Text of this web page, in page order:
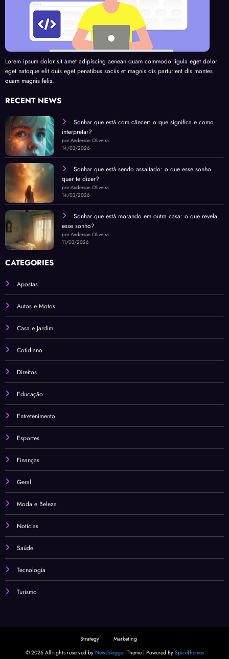
Lorem ipsum dolor sit amet adipiscing aenean quam commodo ligula eget dolor
eget natoque elit duis eget penatibus sociis et magnis dis parturient dis montes
quam magnis felis.
RECENT NEWS
Sonhar que está com câncer: o que significa e como
interpretar?
por Anderson Oliveira
14/03/2026
Sonhar que está sendo assaltado: o que esse sonho
quer te dizer?
por Anderson Oliveira
14/03/2026
Sonhar que está morando em outra casa: o que revela
esse sonho?
por Anderson Oliveira
11/03/2026
CATEGORIES
Apostas
Autos e Motos
Casa e Jardim
Cotidiano
Direitos
Educação
Entretenimento
Esportes
Finanças
Geral
Moda e Beleza
Notícias
Saúde
Tecnologia
Turismo
Strategy
Marketing
© 2026 All rights reserved by NewsbloggerTheme | Powered By SpiceThemes